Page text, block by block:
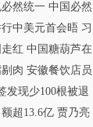
然统一 中国必然
中美元首会晤 习
红 中国糖葫芦在
肉 安徽餐饮店员
发现少100根被退
超13.6亿 贾乃亮